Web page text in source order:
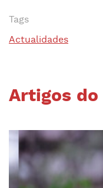
Tags
Actualidades
Artigos